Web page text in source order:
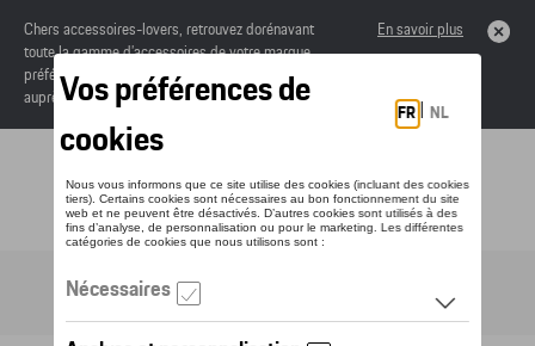
Chers accessoires-lovers, retrouvez dorénavant
toute la gamme d’accessoires de votre marque
préférée sous forme de catalogue à commander
auprès de votre concessionaire.
En savoir plus
Toggle navigation